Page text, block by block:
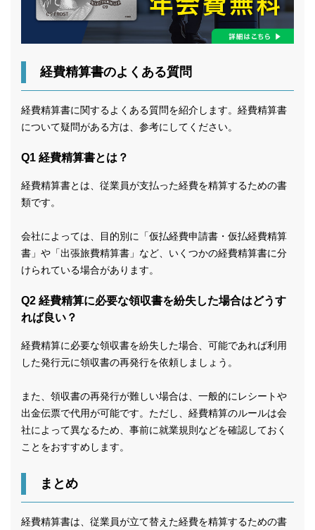
経費精算書のよくある質問
経費精算書に関するよくある質問を紹介します。経費精算書
について疑問がある方は、参考にしてください。
Q1 経費精算書とは？
経費精算書とは、従業員が支払った経費を精算するための書
類です。
会社によっては、目的別に「仮払経費申請書・仮払経費精算
書」や「出張旅費精算書」など、いくつかの経費精算書に分
けられている場合があります。
Q2 経費精算に必要な領収書を紛失した場合はどうす
れば良い？
経費精算に必要な領収書を紛失した場合、可能であれば利用
した発行元に領収書の再発行を依頼しましょう。
また、領収書の再発行が難しい場合は、一般的にレシートや
出金伝票で代用が可能です。ただし、経費精算のルールは会
社によって異なるため、事前に就業規則などを確認しておく
ことをおすすめします。
まとめ
経費精算書は、従業員が立て替えた経費を精算するための書